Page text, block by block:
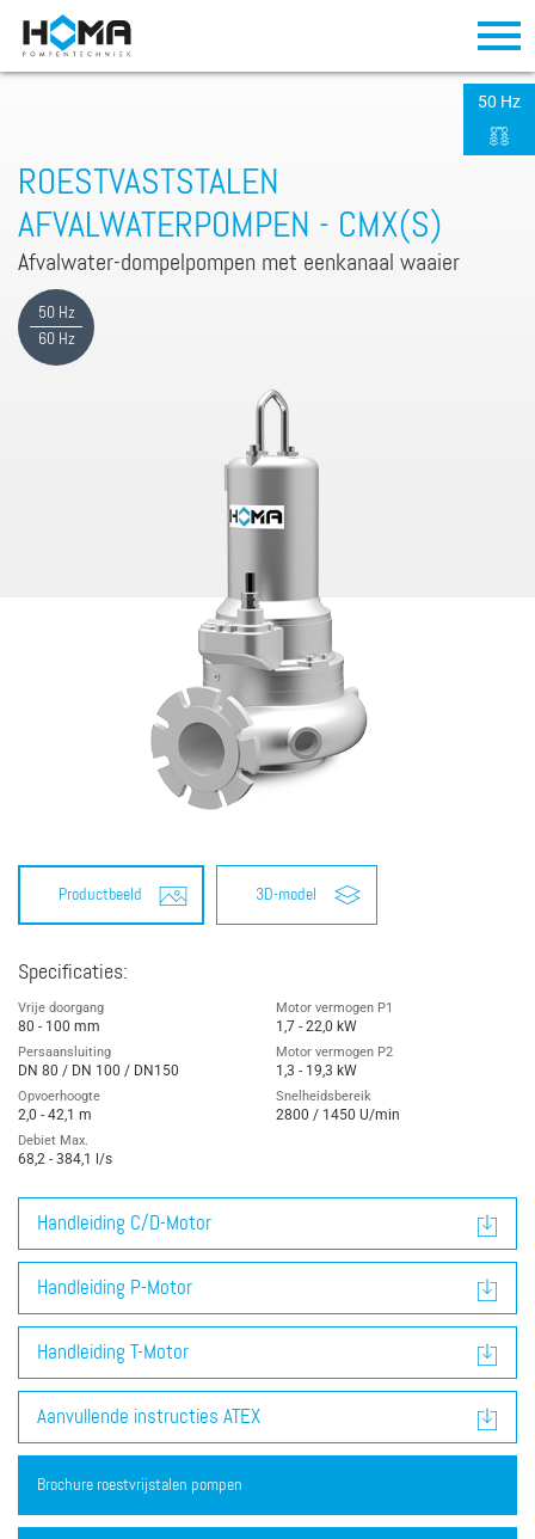
ROESTVASTSTALEN
AFVALWATERPOMPEN - CMX(S)
Afvalwater-dompelpompen met eenkanaal waaier
50 Hz
60 Hz
Productbeeld 3D-model
Specificaties:
Vrije doorgang
80 - 100 mm
Persaansluiting
DN 80 / DN 100 / DN150
Opvoerhoogte
2,0 - 42,1 m
Debiet Max.
68,2 - 384,1 l/s
Motor vermogen P1
1,7 - 22,0 kW
Motor vermogen P2
1,3 - 19,3 kW
Snelheidsbereik
2800 / 1450 U/min
Handleiding C/D-Motor
Handleiding P-Motor
Handleiding T-Motor
Aanvullende instructies ATEX
Brochure roestvrijstalen pompen
50 Hz